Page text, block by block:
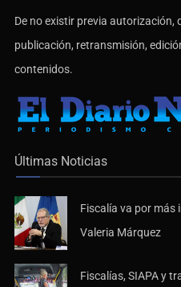
De no existir previa autorización,
publicación, retransmisión,
contenidos.
Últimas Noticias
Fiscalía va por más
Valeria Márquez
Fiscalías, SIAPA y